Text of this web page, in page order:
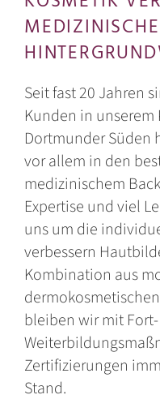
Seit fast 20 Jahren
Kunden in
Dortmunder Süden
vor allem in den
medizinischem
Expertise und viel
uns um die
verbessern
Kombination aus
bleiben wir mit
Zertifizierungen
Stand.